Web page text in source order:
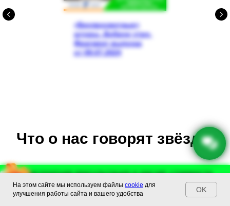
Бесплатная консультация и расчет стоимости
+74993023130
Бесплатная консультация и расчет стоимости
+74993023130
29 : 37
«Беспросветные»
шторы. Доброе утро.
Фрагмент выпуска
от 09.07.2024
Что о нас говорят звёзды
На этом сайте мы используем файлы cookie для
улучшения работы сайта и вашего удобства
OK